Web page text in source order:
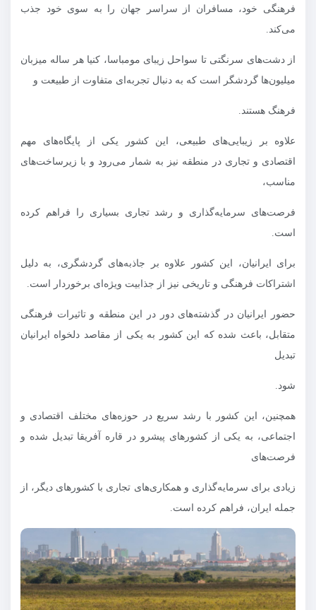
فرهنگی خود، مسافران از سراسر جهان را به سوی خود جذب
می‌کند.
از دشت‌های سرنگتی تا سواحل زیبای مومباسا، کنیا هر ساله میزبان
میلیون‌ها گردشگر است که به دنبال تجربه‌ای متفاوت از طبیعت و
فرهنگ هستند.
علاوه بر زیبایی‌های طبیعی، این کشور یکی از پایگاه‌های مهم
اقتصادی و تجاری در منطقه نیز به شمار می‌رود و با زیرساخت‌های
مناسب،
فرصت‌های سرمایه‌گذاری و رشد تجاری بسیاری را فراهم کرده
است.
برای ایرانیان، این کشور علاوه بر جاذبه‌های گردشگری، به دلیل
اشتراکات فرهنگی و تاریخی نیز از جذابیت ویژه‌ای برخوردار است.
حضور ایرانیان در گذشته‌های دور در این منطقه و تاثیرات فرهنگی
متقابل، باعث شده که این کشور به یکی از مقاصد دلخواه ایرانیان
تبدیل
شود.
همچنین، این کشور با رشد سریع در حوزه‌های مختلف اقتصادی و
اجتماعی، به یکی از کشورهای پیشرو در قاره آفریقا تبدیل شده و
فرصت‌های
زیادی برای سرمایه‌گذاری و همکاری‌های تجاری با کشورهای دیگر، از
جمله ایران، فراهم کرده است.